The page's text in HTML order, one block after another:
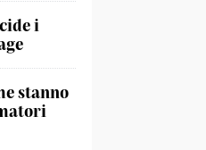
i
stanno